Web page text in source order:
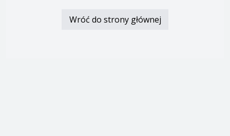
Wróć do strony głównej